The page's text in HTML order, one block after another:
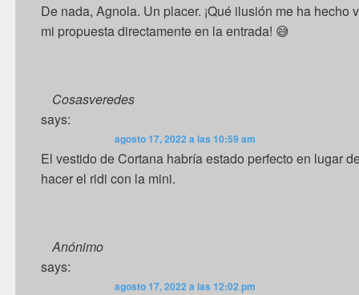
De nada, Agnola. Un placer. ¡Qué ilusión me ha hecho
mi propuesta directamente en la entrada! 😅
Cosasveredes
says:
agosto 17, 2022 a las 10:59 am
El vestido de Cortana habría estado perfecto en lugar
hacer el ridi con la mini.
Anónimo
says:
agosto 17, 2022 a las 12:02 pm